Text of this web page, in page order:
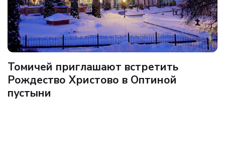
Томичей приглашают встретить
Рождество Христово в Оптиной
пустыни